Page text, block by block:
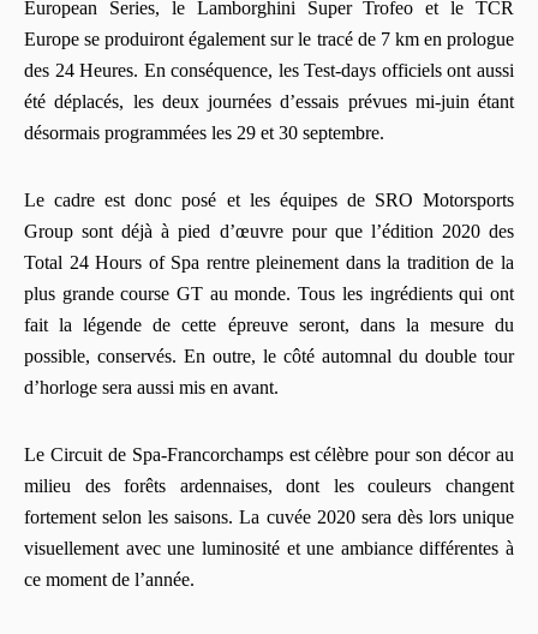
European Series, le Lamborghini Super Trofeo et le TCR
Europe se produiront également sur le tracé de 7 km en prologue
des 24 Heures. En conséquence, les Test-days officiels ont aussi
été déplacés, les deux journées d’essais prévues mi-juin étant
désormais programmées les 29 et 30 septembre.
Le cadre est donc posé et les équipes de SRO Motorsports
Group sont déjà à pied d’œuvre pour que l’édition 2020 des
Total 24 Hours of Spa rentre pleinement dans la tradition de la
plus grande course GT au monde. Tous les ingrédients qui ont
fait la légende de cette épreuve seront, dans la mesure du
possible, conservés. En outre, le côté automnal du double tour
d’horloge sera aussi mis en avant.
Le Circuit de Spa-Francorchamps est célèbre pour son décor au
milieu des forêts ardennaises, dont les couleurs changent
fortement selon les saisons. La cuvée 2020 sera dès lors unique
visuellement avec une luminosité et une ambiance différentes à
ce moment de l’année.